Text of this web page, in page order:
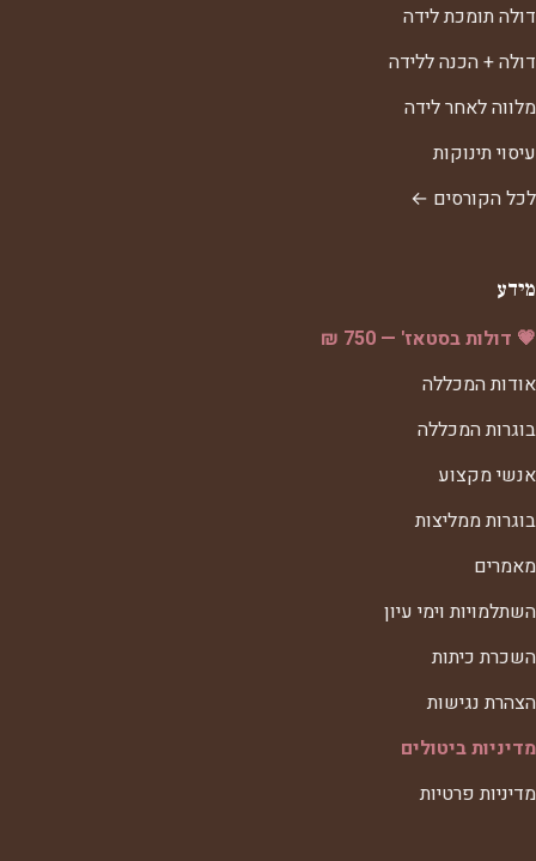
דולה תומכת לידה
דולה + הכנה ללידה
מלווה לאחר לידה
עיסוי תינוקות
לכל הקורסים ←
מידע
💗 דולות בסטאז' — 750 ₪
אודות המכללה
בוגרות המכללה
אנשי מקצוע
בוגרות ממליצות
מאמרים
השתלמויות וימי עיון
השכרת כיתות
הצהרת נגישות
מדיניות ביטולים
מדיניות פרטיות